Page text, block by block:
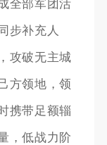
全部军团活
步补充人
攻破无主城
方领地，领
携带足额辎
，低战力阶